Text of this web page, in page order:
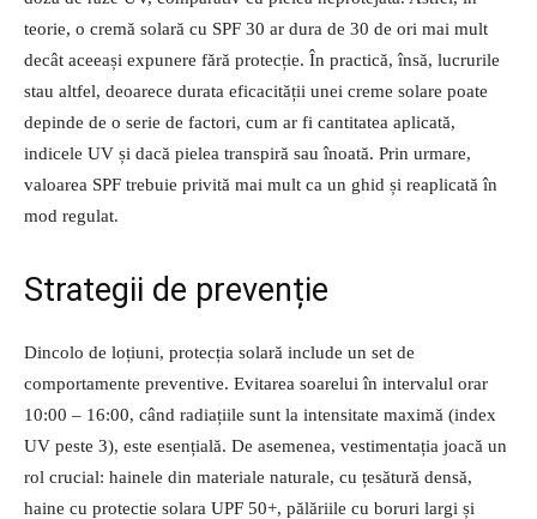
teorie, o cremă solară cu SPF 30 ar dura de 30 de ori mai mult
decât aceeași expunere fără protecție. În practică, însă, lucrurile
stau altfel, deoarece durata eficacității unei creme solare poate
depinde de o serie de factori, cum ar fi cantitatea aplicată,
indicele UV și dacă pielea transpiră sau înoată. Prin urmare,
valoarea SPF trebuie privită mai mult ca un ghid și reaplicată în
mod regulat.
Strategii de prevenție
Dincolo de loțiuni, protecția solară include un set de
comportamente preventive. Evitarea soarelui în intervalul orar
10:00 – 16:00, când radiațiile sunt la intensitate maximă (index
UV peste 3), este esențială. De asemenea, vestimentația joacă un
rol crucial: hainele din materiale naturale, cu țesătură densă,
haine cu protectie solara UPF 50+, pălăriile cu boruri largi și